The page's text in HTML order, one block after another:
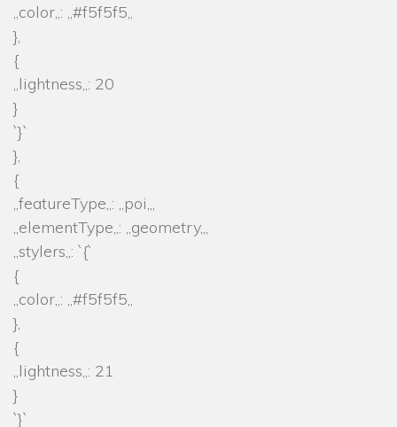
„color„: „#f5f5f5„
},
{
„lightness„: 20
}
`}`
},
{
„featureType„: „poi„,
„elementType„: „geometry„,
„stylers„: `{`
{
„color„: „#f5f5f5„
},
{
„lightness„: 21
}
`}`